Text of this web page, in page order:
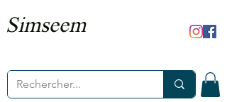
Simseem